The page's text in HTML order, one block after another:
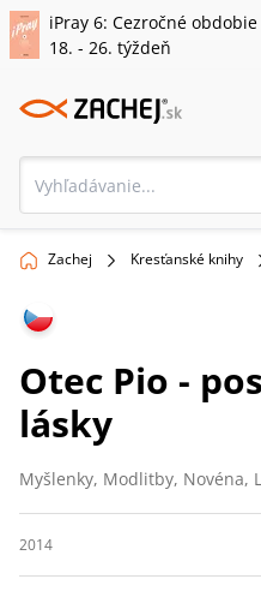
iPray 6: Cezročné obdobie
18. - 26. týždeň
Zachej Kresťanské knihy
Otec Pio -
lásky
Myšlenky, Modlitby, Novéna,
2014